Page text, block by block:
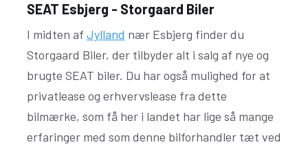
SEAT Esbjerg - Storgaard Biler
I midten af Jylland nær Esbjerg finder du
Storgaard Biler, der tilbyder alt i salg af nye og
brugte SEAT biler. Du har også mulighed for at
privatlease og erhvervslease fra dette
bilmærke, som få her i landet har lige så mange
erfaringer med som denne bilforhandler tæt ved